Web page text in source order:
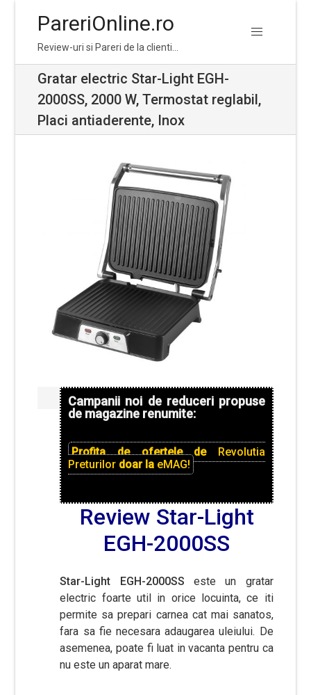
navigation
content
PareriOnline.ro
Review-uri si Pareri de la clienti…
Gratar electric Star-Light EGH-
2000SS, 2000 W, Termostat reglabil,
Placi antiaderente, Inox
Campanii noi de reduceri propuse
de magazine renumite:
Profita de ofertele de Revolutia
Preturilor doar la eMAG!
Review Star-Light
EGH-2000SS
Star-Light EGH-2000SS este un gratar
electric foarte util in orice locuinta, ce iti
permite sa prepari carnea cat mai sanatos,
fara sa fie necesara adaugarea uleiului. De
asemenea, poate fi luat in vacanta pentru ca
nu este un aparat mare.